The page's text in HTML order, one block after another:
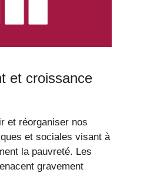
et croissance
et réorganiser nos
et sociales visant à
la pauvreté. Les
gravement